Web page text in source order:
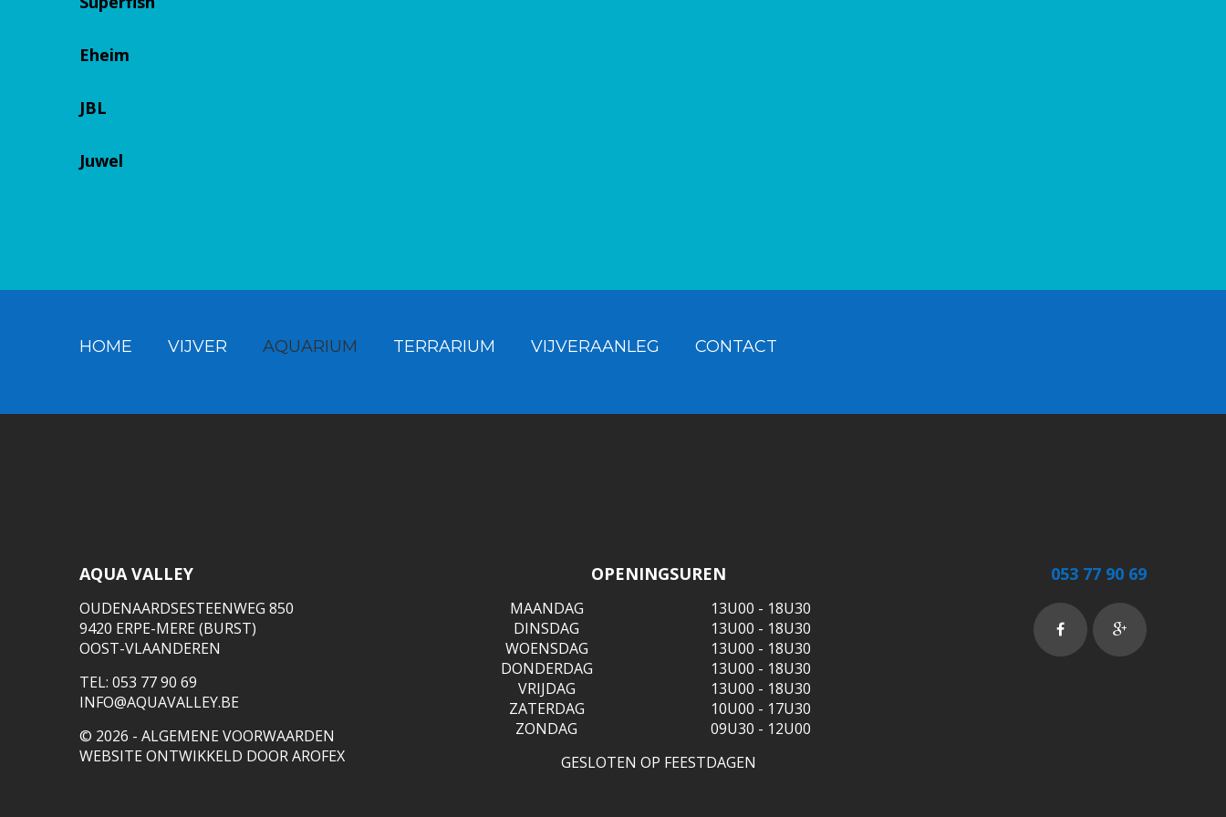
Eheim
JBL
Juwel
HOME VIJVER AQUARIUM TERRARIUM VIJVERAANLEG CONTACT
AQUA VALLEY
OUDENAARDSESTEENWEG 850
9420 ERPE-MERE (BURST)
OOST-VLAANDEREN
TEL: 053 77 90 69
INFO@AQUAVALLEY.BE
© 2026 - ALGEMENE VOORWAARDEN
WEBSITE ONTWIKKELD DOORAROFEX
OPENINGSUREN
MAANDAG
13U00 - 18U30
DINSDAG
13U00 - 18U30
WOENSDAG
13U00 - 18U30
DONDERDAG
13U00 - 18U30
VRIJDAG
13U00 - 18U30
ZATERDAG
10U00 - 17U30
ZONDAG
09U30 - 12U00
GESLOTEN OP FEESTDAGEN
053 77 90 69